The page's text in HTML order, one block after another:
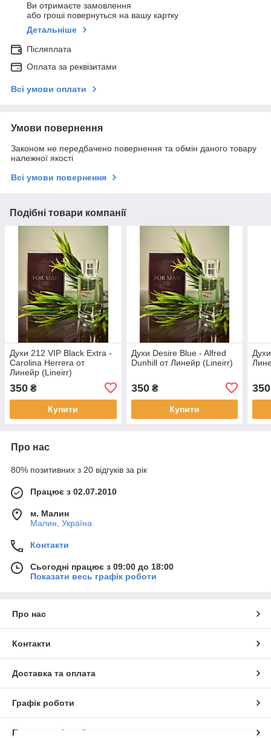
Ви отримаєте замовлення
або гроші повернуться на вашу картку
Детальніше
Післяплата
Оплата за реквізитами
Всі умови оплати
Умови повернення
Законом не передбачено повернення та обмін даного товару
належної якості
Всі умови повернення
Подібні товари компанії
Духи 212 VIP Black Extra -
Carolina Herrera от
Линейр (Lineirr)
350 ₴
Купити
Духи Desire Blue - Alfred
Dunhill от Линейр (Lineirr)
350₴
Купити
350
Про нас
80% позитивних з 20 відгуків за рік
Працює з 02.07.2010
м. Малин
Малин, Україна
Контакти
Сьогодні працює з 09:00 до 18:00
Показати весь графік роботи
Про нас
Контакти
Доставка та оплата
Графік роботи
Повна версія сайту